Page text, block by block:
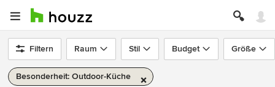
Filtern Raum Stil Budget Größe
Besonderheit: Outdoor-Küche